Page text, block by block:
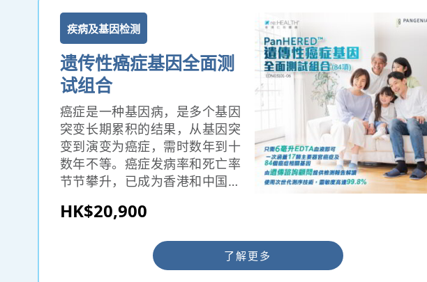
疾病及基因检测
遗传性癌症基因全面测
试组合
癌症是一种基因病，是多个基因
突变长期累积的结果，从基因突
变到演变为癌症，需时数年到十
数年不等。癌症发病率和死亡率
节节攀升，已成为香港和中国内
癌症时已是中晚期，如能在早期
传性癌症基因全面测试组合可一
次涵盖17类主要器官癌症及84个
HK$20,900
了解更多